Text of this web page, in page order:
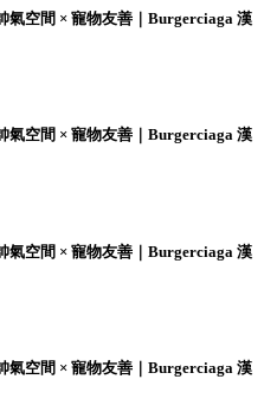
氣空間 × 寵物友善｜Burgerciaga 漢
氣空間 × 寵物友善｜Burgerciaga 漢
氣空間 × 寵物友善｜Burgerciaga 漢
氣空間 × 寵物友善｜Burgerciaga 漢